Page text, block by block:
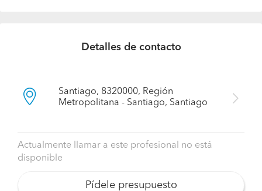
Detalles de contacto
Santiago, 8320000, Región
Metropolitana - Santiago, Santiago
Actualmente llamar a este profesional no está
disponible
Pídele presupuesto